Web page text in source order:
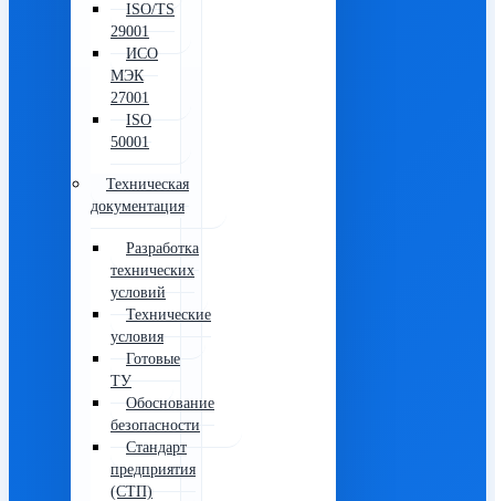
ISO/TS
29001
ИСО
МЭК
27001
ISO
50001
Техническая
документация
Разработка
технических
условий
Технические
условия
Готовые
ТУ
Обоснование
безопасности
Стандарт
предприятия
(СТП)